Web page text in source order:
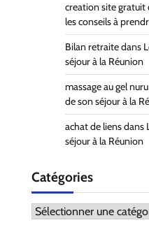
creation site gratuit
les conseils à
Bilan retraitedans
séjour à la Réunion
massage au gel nuru
de son séjour à la
achat de liensdans
séjour à la Réunion
Catégories
Catégories